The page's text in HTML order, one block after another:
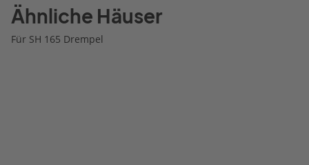
Ähnliche Häuser
Für SH 165 Drempel